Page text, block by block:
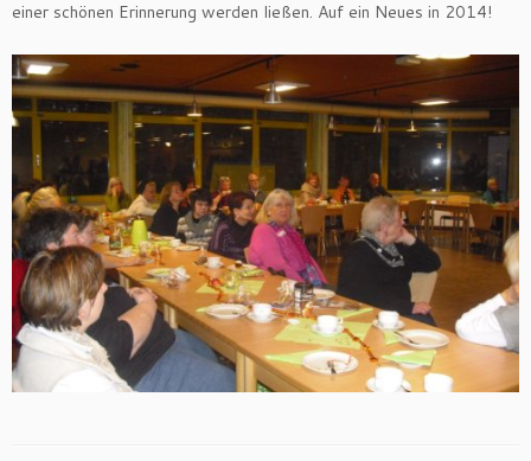
einer schönen Erinnerung werden ließen. Auf ein Neues in 2014!